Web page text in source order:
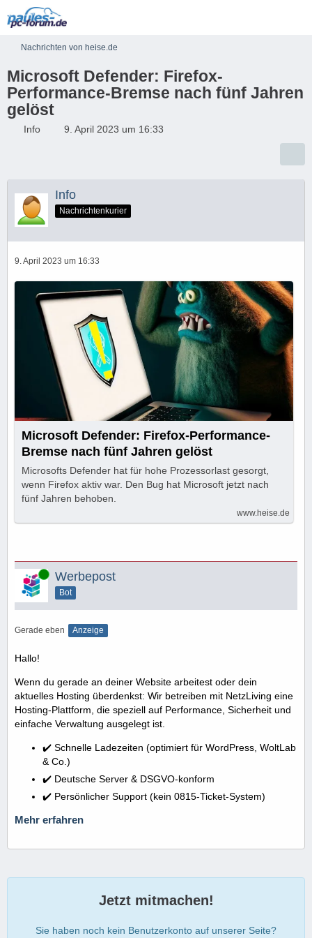
Nachrichten von heise.de
Microsoft Defender: Firefox-
Performance-Bremse nach fünf Jahren
gelöst
Info 9. April 2023 um 16:33
Info
Nachrichtenkurier
9. April 2023 um 16:33
Microsoft Defender: Firefox-Performance-
Bremse nach fünf Jahren gelöst
Microsofts Defender hat für hohe Prozessorlast gesorgt,
wenn Firefox aktiv war. Den Bug hat Microsoft jetzt nach
fünf Jahren behoben.
www.heise.de
Online Werbepost
Bot
Gerade eben Anzeige
Hallo!
Wenn du gerade an deiner Website arbeitest oder dein
aktuelles Hosting überdenkst: Wir betreiben mit NetzLiving eine
Hosting-Plattform, die speziell auf Performance, Sicherheit und
einfache Verwaltung ausgelegt ist.
✔️ Schnelle Ladezeiten (optimiert für WordPress, WoltLab
& Co.)
✔️ Deutsche Server & DSGVO-konform
✔️ Persönlicher Support (kein 0815-Ticket-System)
Mehr erfahren
Jetzt mitmachen!
Sie haben noch kein Benutzerkonto auf unserer Seite?